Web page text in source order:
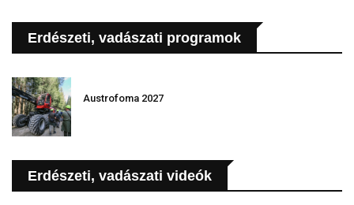
Erdészeti, vadászati programok
Austrofoma 2027
Erdészeti, vadászati videók